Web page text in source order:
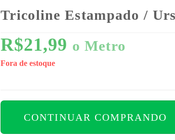
Tricoline Estampado /
R$21,99 o Metro
Fora de estoque
CONTINUAR COMPRANDO